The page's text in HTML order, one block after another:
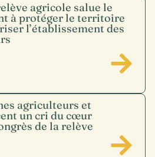
agricole salue le
à protéger le territoire
l’établissement des
agriculteurs et
un cri du cœur
de la relève